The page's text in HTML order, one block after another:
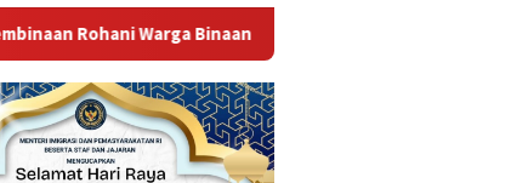
Bangun Kesamaan Persepsi, Lapas Narkotika Muara